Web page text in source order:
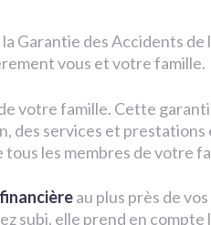
Garantie des Accidents
vous et votre famille.
votre famille. Cette
des services et
les membres de votre
au plus près de
subi, elle prend en